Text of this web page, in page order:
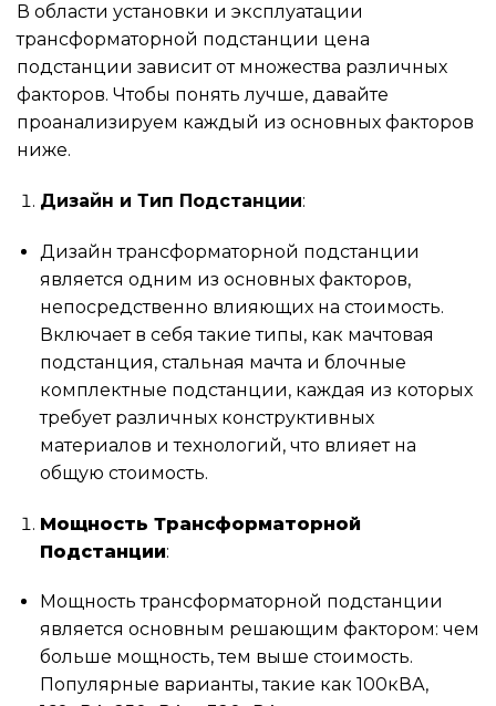
В области установки и эксплуатации
трансформаторной подстанции цена
подстанции зависит от множества различных
факторов. Чтобы понять лучше, давайте
проанализируем каждый из основных факторов
ниже.
Дизайн и Тип Подстанции:
Дизайн трансформаторной подстанции
является одним из основных факторов,
непосредственно влияющих на стоимость.
Включает в себя такие типы, как мачтовая
подстанция, стальная мачта и блочные
комплектные подстанции, каждая из которых
требует различных конструктивных
материалов и технологий, что влияет на
общую стоимость.
Мощность Трансформаторной
Подстанции:
Мощность трансформаторной подстанции
является основным решающим фактором: чем
больше мощность, тем выше стоимость.
Популярные варианты, такие как 100кВА,